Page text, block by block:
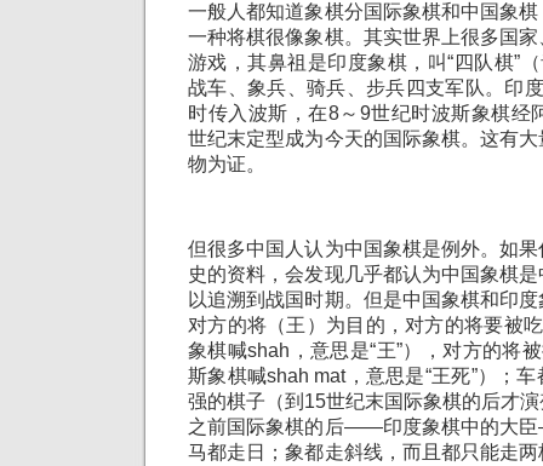
一般人都知道象棋分国际象棋和中国象
一种将棋很像象棋。其实世界上很多国
游戏，其鼻祖是印度象棋，叫“四队棋”
战车、象兵、骑兵、步兵四支军队。印
时传入波斯，在8～9世纪时波斯象棋经
世纪末定型成为今天的国际象棋。这有
物为证。
但很多中国人认为中国象棋是例外。如
史的资料，会发现几乎都认为中国象棋
以追溯到战国时期。但是中国象棋和印
对方的将（王）为目的，对方的将要被
象棋喊shah，意思是“王”），对方的将
斯象棋喊shah mat，意思是“王死”）；
强的棋子（到15世纪末国际象棋的后才
之前国际象棋的后——印度象棋中的大
马都走日；象都走斜线，而且都只能走